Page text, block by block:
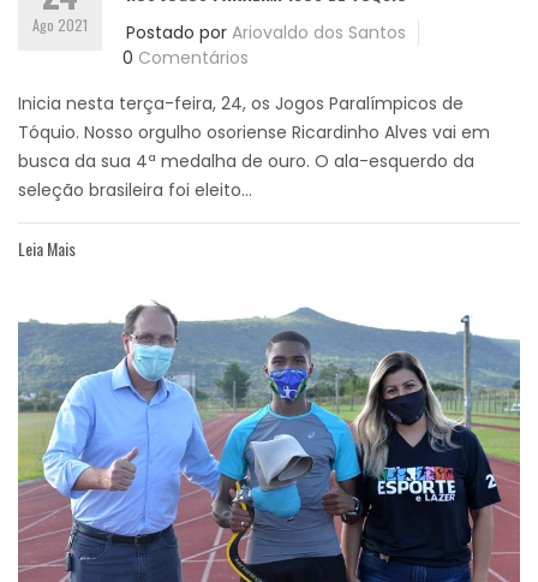
Ago 2021 Postado por Ariovaldo dos Santos
0 Comentários
Inicia nesta terça-feira, 24, os Jogos Paralímpicos de
Tóquio. Nosso orgulho osoriense Ricardinho Alves vai em
busca da sua 4ª medalha de ouro. O ala-esquerdo da
seleção brasileira foi eleito...
Leia Mais